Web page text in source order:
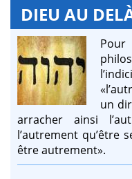
DIEU AU
un
arracher ainsi
l’autrement qu’être
être autrement».